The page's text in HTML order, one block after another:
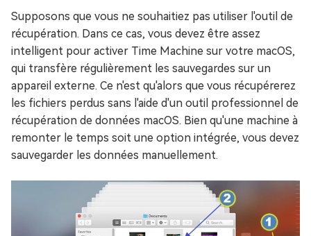
Supposons que vous ne souhaitiez pas utiliser l'outil de
récupération. Dans ce cas, vous devez être assez
intelligent pour activer Time Machine sur votre macOS,
qui transfère régulièrement les sauvegardes sur un
appareil externe. Ce n'est qu'alors que vous récupérerez
les fichiers perdus sans l'aide d'un outil professionnel de
récupération de données macOS. Bien qu'une machine à
remonter le temps soit une option intégrée, vous devez
sauvegarder les données manuellement.